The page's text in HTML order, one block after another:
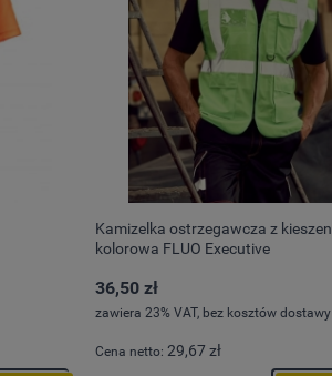
Kamizelka ostrzegawcza z
kolorowa FLUO Executive
36,50 zł
zawiera 23% VAT, bez kosztów dostawy
Cena netto: 29,67 zł